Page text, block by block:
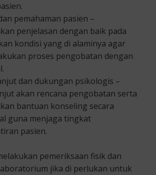
pemahaman pasien –
penjelasan dengan baik pada
kondisi yang di alaminya agar
proses pengobatan dengan
dan dukungan psikologis –
akan rencana pengobatan serta
bantuan konseling secara
guna menjaga tingkat
pasien.
pemeriksaan fisik dan
jika di perlukan untuk